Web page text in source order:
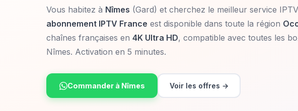
Vous habitez à Nîmes (Gard) et cherchez le meilleur service
abonnement IPTV France est disponible dans toute la région
chaînes françaises en 4K Ultra HD, compatible avec toutes les
Nîmes. Activation en 5 minutes.
Commander à Nîmes Voir les offres →